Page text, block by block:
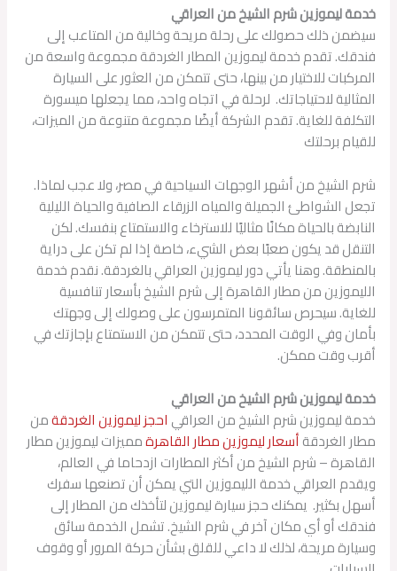
خدمة ليموزين شرم الشيخ من العراقي
سيضمن ذلك حصولك على رحلة مريحة وخالية من المتاعب إلى
فندقك. تقدم خدمة ليموزين المطار الغردقة مجموعة واسعة من
المركبات للاختيار من بينها، حتى تتمكن من العثور على السيارة
المثالية لاحتياجاتك. لرحلة في اتجاه واحد، مما يجعلها ميسورة
التكلفة للغاية. تقدم الشركة أيضًا مجموعة متنوعة من الميزات،
للقيام برحلتك
شرم الشيخ من أشهر الوجهات السياحية في مصر، ولا عجب لماذا.
تجعل الشواطئ الجميلة والمياه الزرقاء الصافية والحياة الليلية
النابضة بالحياة مكانًا مثاليًا للاسترخاء والاستمتاع بنفسك. لكن
التنقل قد يكون صعبًا بعض الشيء، خاصة إذا لم تكن على دراية
بالمنطقة. وهنا يأتي دور ليموزين العراقي بالغردقة. نقدم خدمة
الليموزين من مطار القاهرة إلى شرم الشيخ بأسعار تنافسية
للغاية. سيحرص سائقونا المتمرسون على وصولك إلى وجهتك
بأمان وفي الوقت المحدد، حتى تتمكن من الاستمتاع بإجازتك في
أقرب وقت ممكن.
خدمة ليموزين شرم الشيخ من العراقي
خدمة ليموزين شرم الشيخ من العراقي احجز ليموزين الغردقةمن
مطار الغردقةأسعار ليموزين مطار القاهرةمميزات ليموزين مطار
القاهرة – شرم الشيخ من أكثر المطارات ازدحاما في العالم،
ويقدم العراقي خدمة الليموزين التي يمكن أن تصنعها سفرك
أسهل بكثير. يمكنك حجز سيارة ليموزين لتأخذك من المطار إلى
فندقك أو أي مكان آخر في شرم الشيخ. تشمل الخدمة سائق
وسيارة مريحة، لذلك لا داعي للقلق بشأن حركة المرور أو وقوف